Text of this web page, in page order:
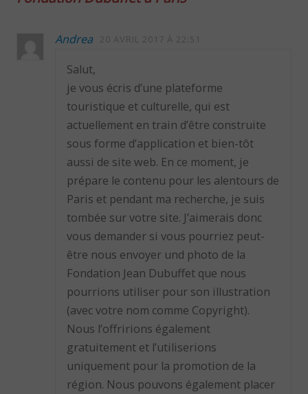
Andrea 20 AVRIL 2017 À 22:51
Salut,
je vous écris d’une plateforme
touristique et culturelle, qui est
actuellement en train d’être construite
sous forme d’application et bien-tôt
aussi de site web. En ce moment, je
prépare le contenu pour les alentours de
Paris et pendant ma recherche, je suis
tombée sur votre site. J’aimerais donc
vous demander si vous pourriez peut-
être nous envoyer und photo de la
Fondation Jean Dubuffet que nous
pourrions utiliser pour son illustration
(avec votre nom comme Copyright).
Nous l’offririons également
gratuitement et l’utiliserions
uniquement pour la promotion de la
région. Nous pouvons également placer